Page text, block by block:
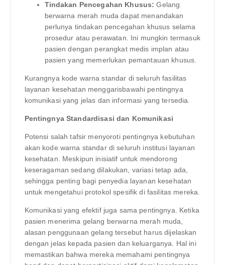
Tindakan Pencegahan Khusus: Gelang
berwarna merah muda dapat menandakan
perlunya tindakan pencegahan khusus selama
prosedur atau perawatan. Ini mungkin termasuk
pasien dengan perangkat medis implan atau
pasien yang memerlukan pemantauan khusus.
Kurangnya kode warna standar di seluruh fasilitas
layanan kesehatan menggarisbawahi pentingnya
komunikasi yang jelas dan informasi yang tersedia.
Pentingnya Standardisasi dan Komunikasi
Potensi salah tafsir menyoroti pentingnya kebutuhan
akan kode warna standar di seluruh institusi layanan
kesehatan. Meskipun inisiatif untuk mendorong
keseragaman sedang dilakukan, variasi tetap ada,
sehingga penting bagi penyedia layanan kesehatan
untuk mengetahui protokol spesifik di fasilitas mereka.
Komunikasi yang efektif juga sama pentingnya. Ketika
pasien menerima gelang berwarna merah muda,
alasan penggunaan gelang tersebut harus dijelaskan
dengan jelas kepada pasien dan keluarganya. Hal ini
memastikan bahwa mereka memahami pentingnya